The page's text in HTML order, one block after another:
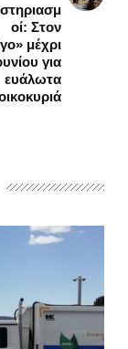
οί: Στον
μέχρι
για
ευάλωτα